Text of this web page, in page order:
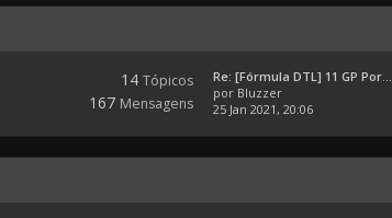
14 Tópicos
167 Mensagens
Re: [Fórmula DTL] 11 GP Por...
por Bluzzer
25 Jan 2021, 20:06